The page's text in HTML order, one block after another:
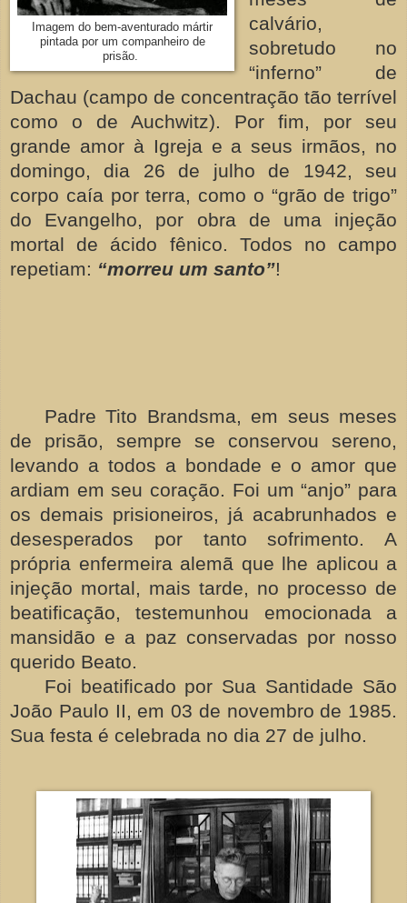
Imagem do bem-aventurado mártir
pintada por um companheiro de
prisão.
calvário,
sobretudo no
“inferno” de
Dachau (campo de concentração tão terrível
como o de Auchwitz). Por fim, por seu
grande amor à Igreja e a seus irmãos, no
domingo, dia 26 de julho de 1942, seu
corpo caía por terra, como o “grão de trigo”
do Evangelho, por obra de uma injeção
mortal de ácido fênico. Todos no campo
repetiam: “morreu um santo”!
Padre Tito Brandsma, em seus meses
de prisão, sempre se conservou sereno,
levando a todos a bondade e o amor que
ardiam em seu coração. Foi um “anjo” para
os demais prisioneiros, já acabrunhados e
desesperados por tanto sofrimento. A
própria enfermeira alemã que lhe aplicou a
injeção mortal, mais tarde, no processo de
beatificação, testemunhou emocionada a
mansidão e a paz conservadas por nosso
querido Beato.
Foi beatificado por Sua Santidade São
João Paulo II, em 03 de novembro de 1985.
Sua festa é celebrada no dia 27 de julho.